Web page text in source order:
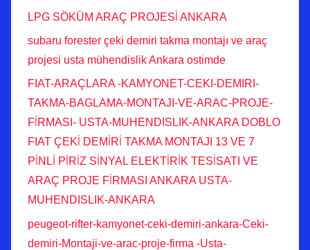
LPG SÖKÜM ARAÇ PROJESİ ANKARA
subaru forester çeki demiri takma montajı ve araç
projesi usta mühendislik Ankara ostimde
FIAT-ARAÇLARA -KAMYONET-CEKI-DEMIRI-
TAKMA-BAGLAMA-MONTAJI-VE-ARAC-PROJE-
FİRMASI- USTA-MUHENDISLIK-ANKARA DOBLO
FIAT ÇEKİ DEMİRİ TAKMA MONTAJI 13 VE 7
PİNLİ PİRİZ SİNYAL ELEKTİRİK TESİSATI VE
ARAÇ PROJE FİRMASI ANKARA USTA-
MUHENDISLIK-ANKARA
peugeot-rifter-kamyonet-ceki-demiri-ankara-Ceki-
demiri-Montaji-ve-arac-proje-firma -Usta-